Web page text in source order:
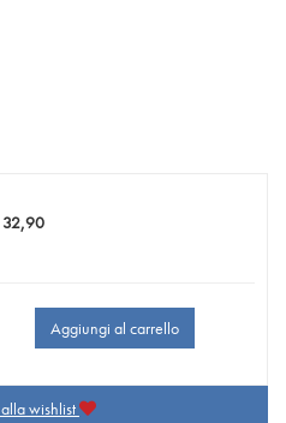
Prezzo
Aggiungi al carrello
wishlist